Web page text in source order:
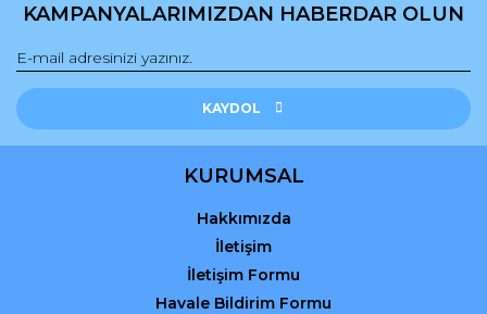
KAMPANYALARIMIZDAN HABERDAR OLUN
KAYDOL
KURUMSAL
Hakkımızda
İletişim
İletişim Formu
Havale Bildirim Formu